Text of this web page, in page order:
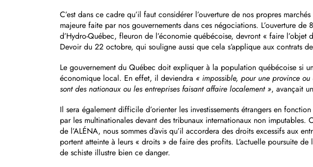
C’est dans ce cadre qu’il faut considérer l’ouverture de nos propres
majeure faite par nos gouvernements dans ces négociations. L’ouverture
d’Hydro-Québec, fleuron de l’économie québécoise, devront « faire
Devoir du 22 octobre, qui souligne aussi que cela s’applique aux contrats
Le gouvernement du Québec doit expliquer à la population québécoise si
économique local. En effet, il deviendra « impossible, pour une province
sont des nationaux ou les entreprises faisant affaire localement », avançait
Il sera également difficile d’orienter les investissements étrangers en
par les multinationales devant des tribunaux internationaux non imputables.
de l’ALÉNA, nous sommes d’avis qu’il accordera des droits excessifs aux
portent atteinte à leurs « droits » de faire des profits. L’actuelle poursuite
de schiste illustre bien ce danger.